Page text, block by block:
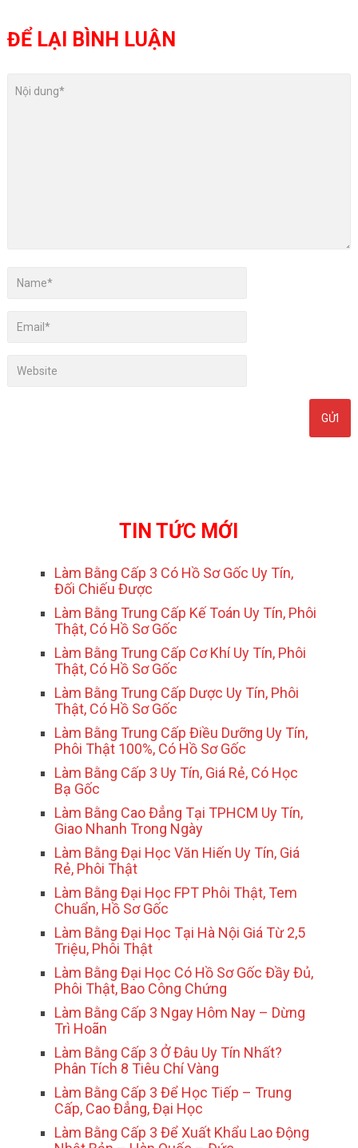
ĐỂ LẠI BÌNH LUẬN
TIN TỨC MỚI
Làm Bằng Cấp 3 Có Hồ Sơ Gốc Uy Tín,
Đối Chiếu Được
Làm Bằng Trung Cấp Kế Toán Uy Tín, Phôi
Thật, Có Hồ Sơ Gốc
Làm Bằng Trung Cấp Cơ Khí Uy Tín, Phôi
Thật, Có Hồ Sơ Gốc
Làm Bằng Trung Cấp Dược Uy Tín, Phôi
Thật, Có Hồ Sơ Gốc
Làm Bằng Trung Cấp Điều Dưỡng Uy Tín,
Phôi Thật 100%, Có Hồ Sơ Gốc
Làm Bằng Cấp 3 Uy Tín, Giá Rẻ, Có Học
Bạ Gốc
Làm Bằng Cao Đẳng Tại TPHCM Uy Tín,
Giao Nhanh Trong Ngày
Làm Bằng Đại Học Văn Hiến Uy Tín, Giá
Rẻ, Phôi Thật
Làm Bằng Đại Học FPT Phôi Thật, Tem
Chuẩn, Hồ Sơ Gốc
Làm Bằng Đại Học Tại Hà Nội Giá Từ 2,5
Triệu, Phôi Thật
Làm Bằng Đại Học Có Hồ Sơ Gốc Đầy Đủ,
Phôi Thật, Bao Công Chứng
Làm Bằng Cấp 3 Ngay Hôm Nay – Dừng
Trì Hoãn
Làm Bằng Cấp 3 Ở Đâu Uy Tín Nhất?
Phân Tích 8 Tiêu Chí Vàng
Làm Bằng Cấp 3 Để Học Tiếp – Trung
Cấp, Cao Đẳng, Đại Học
Làm Bằng Cấp 3 Để Xuất Khẩu Lao Động